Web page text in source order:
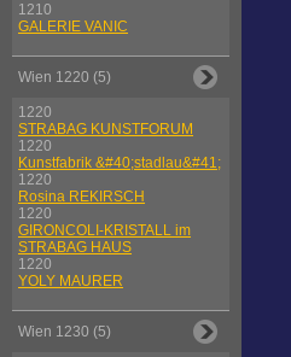
1210
GALERIE VANIC
Wien 1220 (5)
1220
STRABAG KUNSTFORUM
1220
Kunstfabrik &#40;stadlau&#41;
1220
Rosina REKIRSCH
1220
GIRONCOLI-KRISTALL im
STRABAG HAUS
1220
YOLY MAURER
Wien 1230 (5)